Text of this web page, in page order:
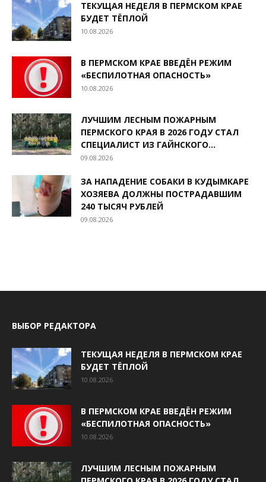
ТЕКУЩАЯ НЕДЕЛЯ В ПЕРМСКОМ КРАЕ
БУДЕТ ТЁПЛОЙ
10.08.2026
В ПЕРМСКОМ КРАЕ ВВЕДЁН РЕЖИМ
«БЕСПИЛОТНАЯ ОПАСНОСТЬ»
10.08.2026
ЛУЧШИМ ЛЕСНЫМ ПОЖАРНЫМ
ПЕРМСКОГО КРАЯ В 2026 ГОДУ СТАЛ
СПЕЦИАЛИСТ ИЗ ГАЙНСКОГО...
09.08.2026
ЗА НАПАДЕНИЕ СОБАКИ В КУДЫМКАРЕ
ХОЗЯЕВА ДОЛЖНЫ ПОСТРАДАВШИМ
240 ТЫСЯЧ РУБЛЕЙ
09.08.2026
ВЫБОР РЕДАКТОРА
ТЕКУЩАЯ НЕДЕЛЯ В ПЕРМСКОМ КРАЕ
БУДЕТ ТЁПЛОЙ
10.08.2026
В ПЕРМСКОМ КРАЕ ВВЕДЁН РЕЖИМ
«БЕСПИЛОТНАЯ ОПАСНОСТЬ»
10.08.2026
ЛУЧШИМ ЛЕСНЫМ ПОЖАРНЫМ